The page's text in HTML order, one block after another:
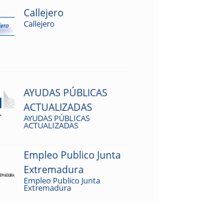
Callejero
Callejero
AYUDAS PÚBLICAS
ACTUALIZADAS
AYUDAS PÚBLICAS
ACTUALIZADAS
Empleo Publico Junta
Extremadura
Empleo Publico Junta
Extremadura